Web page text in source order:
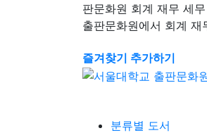
판문화원 회계 재무 세
출판문화원에서 회계
즐겨찾기 추가하기
분류별 도서